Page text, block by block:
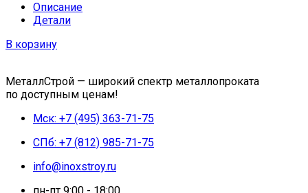
Описание
Детали
В корзину
МеталлСтрой — широкий спектр металлопроката
по доступным ценам!
Мск: +7 (495) 363-71-75
СПб: +7 (812) 985-71-75
info@inoxstroy.ru